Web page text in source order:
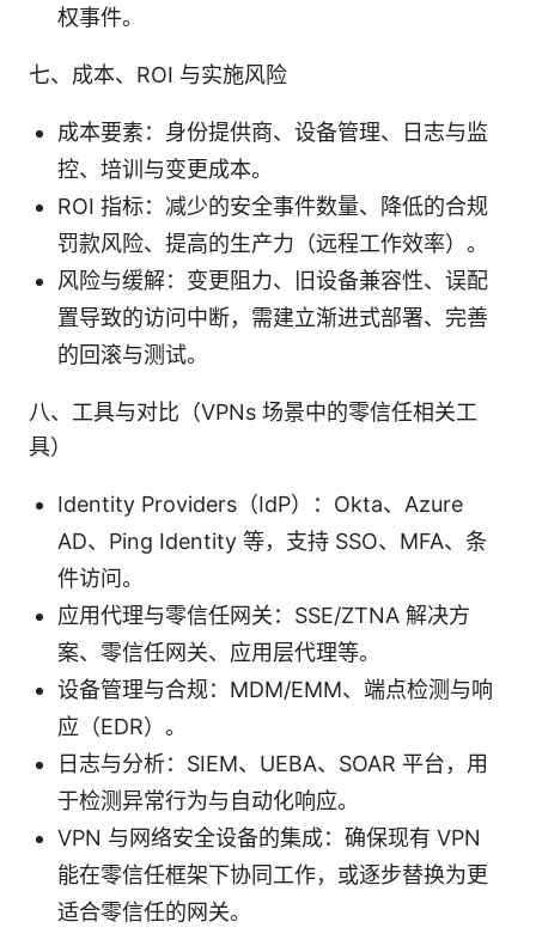
权事件。
七、成本、ROI 与实施风险
成本要素：身份提供商、设备管理、日志与监
控、培训与变更成本。
ROI 指标：减少的安全事件数量、降低的合规
罚款风险、提高的生产力（远程工作效率）。
风险与缓解：变更阻力、旧设备兼容性、误配
置导致的访问中断，需建立渐进式部署、完善
的回滚与测试。
八、工具与对比（VPNs 场景中的零信任相关工
具）
Identity Providers（IdP）：Okta、Azure
AD、Ping Identity 等，支持 SSO、MFA、条
件访问。
应用代理与零信任网关：SSE/ZTNA 解决方
案、零信任网关、应用层代理等。
设备管理与合规：MDM/EMM、端点检测与响
应（EDR）。
日志与分析：SIEM、UEBA、SOAR 平台，用
于检测异常行为与自动化响应。
VPN 与网络安全设备的集成：确保现有 VPN
能在零信任框架下协同工作，或逐步替换为更
适合零信任的网关。